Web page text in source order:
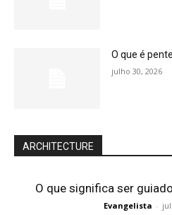
O que é
julho 30, 2026
ARCHITECTURE
O que significa ser
Evangelista -